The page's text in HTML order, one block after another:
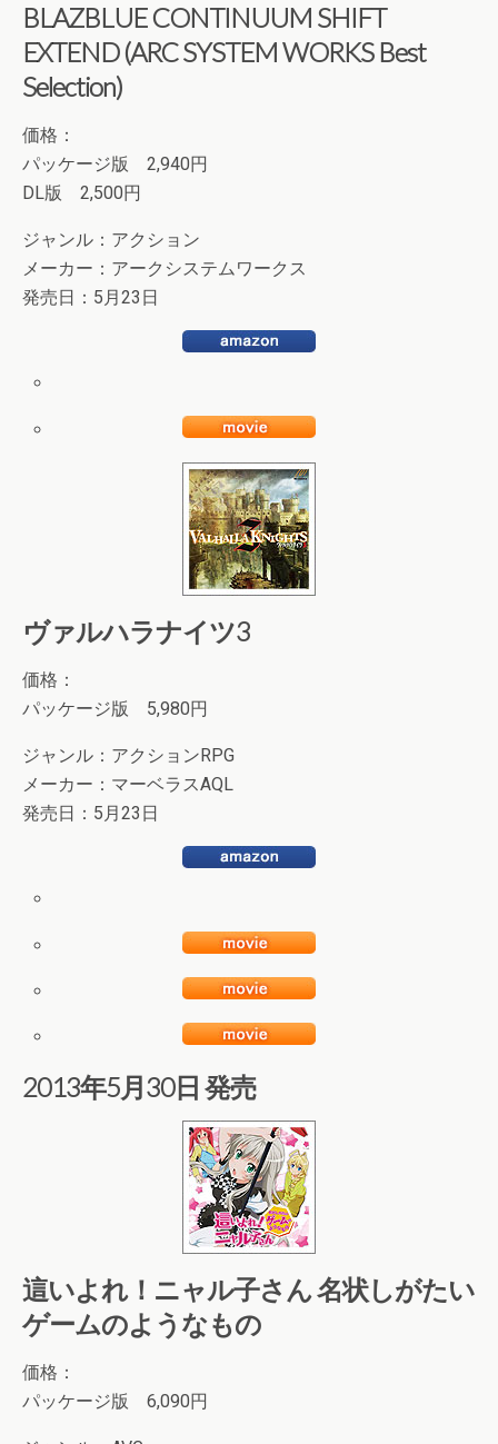
BLAZBLUE CONTINUUM SHIFT
EXTEND (ARC SYSTEM WORKS Best
Selection)
価格：
パッケージ版 2,940円
DL版 2,500円
ジャンル：アクション
メーカー：アークシステムワークス
発売日：5月23日
ヴァルハラナイツ3
価格：
パッケージ版 5,980円
ジャンル：アクションRPG
メーカー：マーベラスAQL
発売日：5月23日
2013年5月30日 発売
這いよれ！ニャル子さん 名状しがたい
ゲームのようなもの
価格：
パッケージ版 6,090円